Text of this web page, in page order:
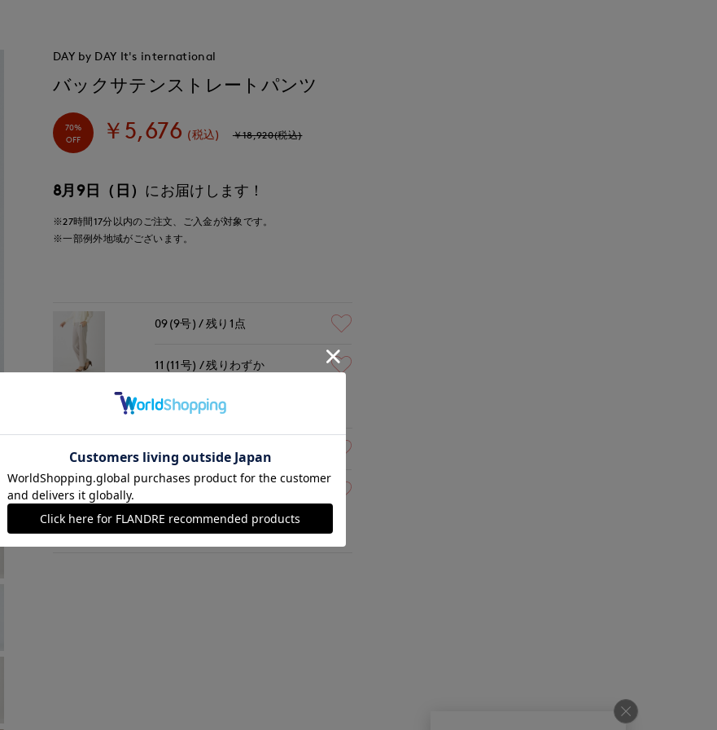
モデル身長:168cm 着用サイズ:09(M)
DAY by DAY It's international
バックサテンストレートパンツ
70%
OFF
￥5,676 (税込) ￥18,920(税込)
8月9日（日） にお届けします！
※27時間17分以内のご注文、ご入金が対象です。
※一部例外地域がございます。
￥5,676 (税込)
09(9号) 残り1点
11(11号) 残りわずか
ネイビー
￥5,676 (税込)
11(11号)